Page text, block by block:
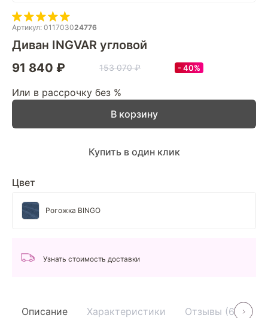
Артикул: 011703024776
Диван INGVAR угловой
91 840 ₽
153 070 ₽ 40%
Или в рассрочку без %
Цвет
Рогожка BINGO
В корзину
Купить в один клик
Узнать стоимость доставки
Описание Характеристики Отзывы (6)